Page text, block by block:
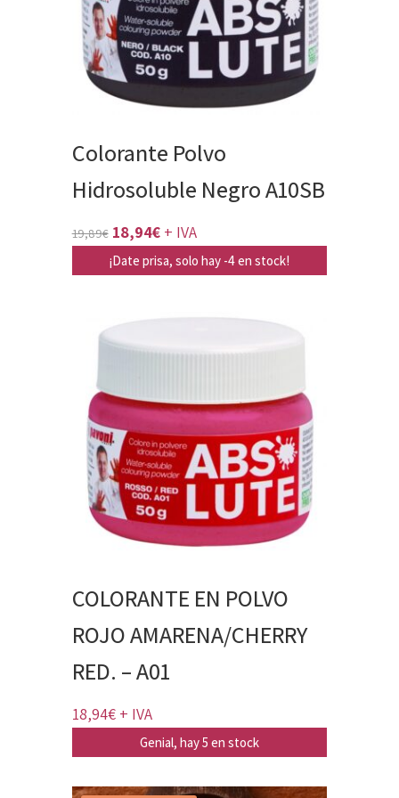
Colorante Polvo
Hidrosoluble Negro A10SB
19,89€ El
precio
19,89€.
18,94€El
precio
+ IVA
¡Date prisa, solo hay -4 en stock!
COLORANTE EN POLVO
ROJO AMARENA/CHERRY
RED. – A01
18,94€ + IVA
Genial, hay 5 en stock